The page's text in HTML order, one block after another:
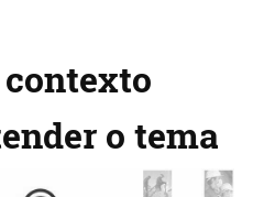
o tema